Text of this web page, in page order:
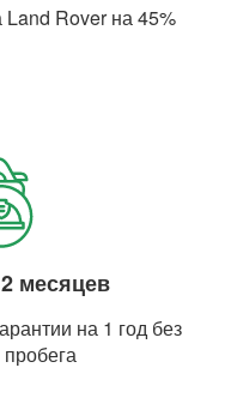
Rover на 45%
месяцев
на 1 год без